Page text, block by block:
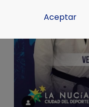
Aceptar